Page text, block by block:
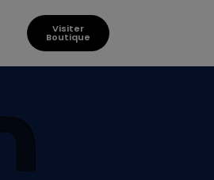
Visiter
Boutique